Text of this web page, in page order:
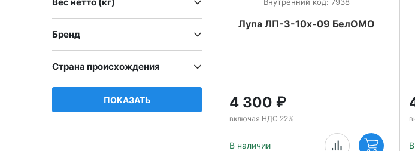
Вес нетто (кг)
Бренд
Страна происхождения
ПОКАЗАТЬ
Лупа ЛП-3-10х-09 БелОМО
4 300 ₽
включая НДС 22%
В наличии